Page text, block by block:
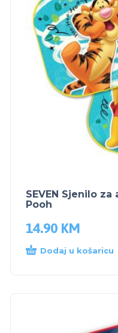
SEVEN Sjenilo
Pooh
14.90 KM
Dodaj u košaricu